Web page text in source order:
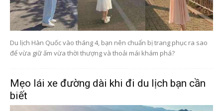
Du lịch Hàn Quốc vào tháng 4, bạn nên chuẩn bị trang phục ra sao
để vừa giữ ấm vừa thời thượng và thoải mái khám phá?
Mẹo lái xe đường dài khi đi du lịch bạn cần
biết